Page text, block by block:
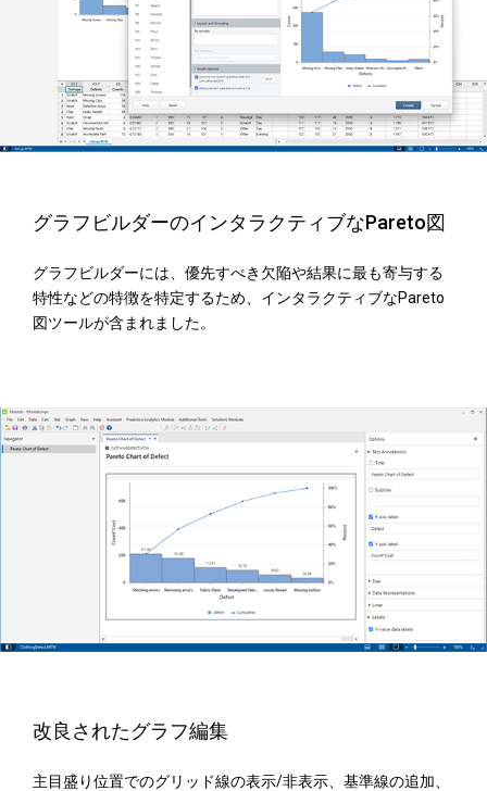
グラフビルダーのインタラクティブなPareto図
グラフビルダーには、優先すべき欠陥や結果に最も寄与する
特性などの特徴を特定するため、インタラクティブなPareto
図ツールが含まれました。
改良されたグラフ編集
主目盛り位置でのグリッド線の表示/非表示、基準線の追加、